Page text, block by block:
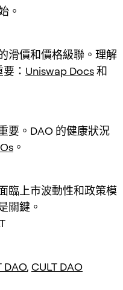
。
滑價和價格級聯。理解
： Uniswap Docs和
要。DAO 的健康狀況
。
臨上市波動性和政策模
關鍵。
DAO, CULT DAO